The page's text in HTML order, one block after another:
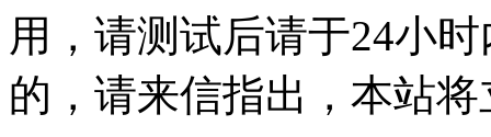
用，请测试后请于24小
的，请来信指出，本站